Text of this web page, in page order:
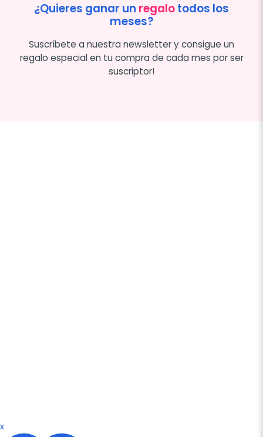
¿Quieres ganar un regalotodos los
meses?
Suscríbete a nuestra newsletter y consigue un
regalo especial en tu compra de cada mes por ser
suscriptor!
x